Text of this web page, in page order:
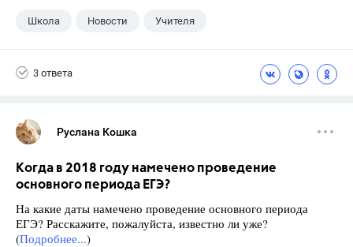
Школа Новости Учителя
3 ответа
Руслана Кошка
Когда в 2018 году намечено проведение
основного периода ЕГЭ?
На какие даты намечено проведение основного периода
ЕГЭ? Расскажите, пожалуйста, известно ли уже?
(Подробнее...)